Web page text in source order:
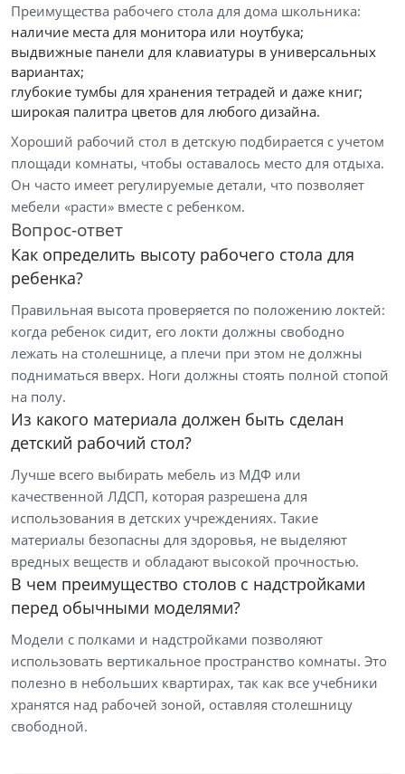
Преимущества рабочего стола для дома школьника:
наличие места для монитора или ноутбука;
выдвижные панели для клавиатуры в универсальных
вариантах;
глубокие тумбы для хранения тетрадей и даже книг;
широкая палитра цветов для любого дизайна.
Хороший рабочий стол в детскую подбирается с учетом
площади комнаты, чтобы оставалось место для отдыха.
Он часто имеет регулируемые детали, что позволяет
мебели «расти» вместе с ребенком.
Вопрос-ответ
Как определить высоту рабочего стола для
ребенка?
Правильная высота проверяется по положению локтей:
когда ребенок сидит, его локти должны свободно
лежать на столешнице, а плечи при этом не должны
подниматься вверх. Ноги должны стоять полной стопой
на полу.
Из какого материала должен быть сделан
детский рабочий стол?
Лучше всего выбирать мебель из МДФ или
качественной ЛДСП, которая разрешена для
использования в детских учреждениях. Такие
материалы безопасны для здоровья, не выделяют
вредных веществ и обладают высокой прочностью.
В чем преимущество столов с надстройками
перед обычными моделями?
Модели с полками и надстройками позволяют
использовать вертикальное пространство комнаты. Это
полезно в небольших квартирах, так как все учебники
хранятся над рабочей зоной, оставляя столешницу
свободной.